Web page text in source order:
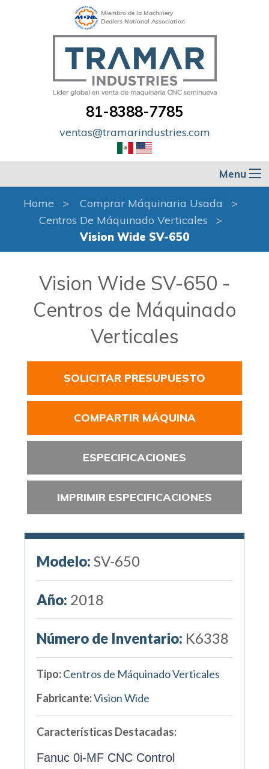
Miembro de la Machinery
Dealers National Association
81-8388-7785
ventas@tramarindustries.com
Menu
Home
Comprar Máquinaria Usada
Centros De Máquinado Verticales
Vision Wide SV-650
Vision Wide SV-650 -
Centros de Máquinado
Verticales
SOLICITAR PRESUPUESTO
COMPARTIR MÁQUINA
ESPECIFICACIONES
IMPRIMIR ESPECIFICACIONES
Modelo: SV-650
Año: 2018
Número de Inventario: K6338
Tipo:Centros de Máquinado Verticales
Fabricante:Vision Wide
Características Destacadas:
Fanuc 0i-MF CNC Control